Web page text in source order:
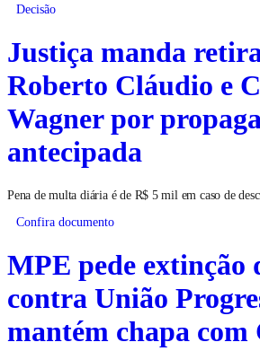
Decisão
Justiça manda
Roberto Cláudio e
Wagner por
antecipada
Pena de multa diária é de R$ 5 mil em caso de
Confira documento
MPE pede extinção
contra União
mantém chapa com